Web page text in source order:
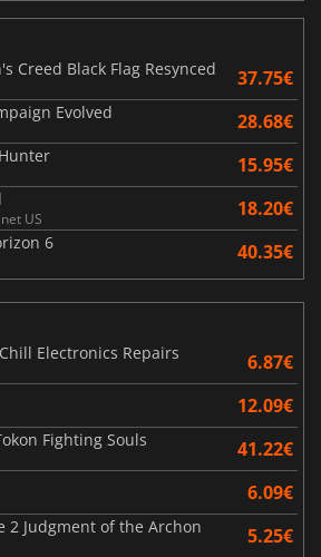
Creed Black Flag Resynced
37.75€
Evolved 28.68€
15.95€
US 18.20€
6 40.35€
Electronics Repairs
6.87€
12.09€
Fighting Souls 41.22€
6.09€
2 Judgment of the Archon 5.25€